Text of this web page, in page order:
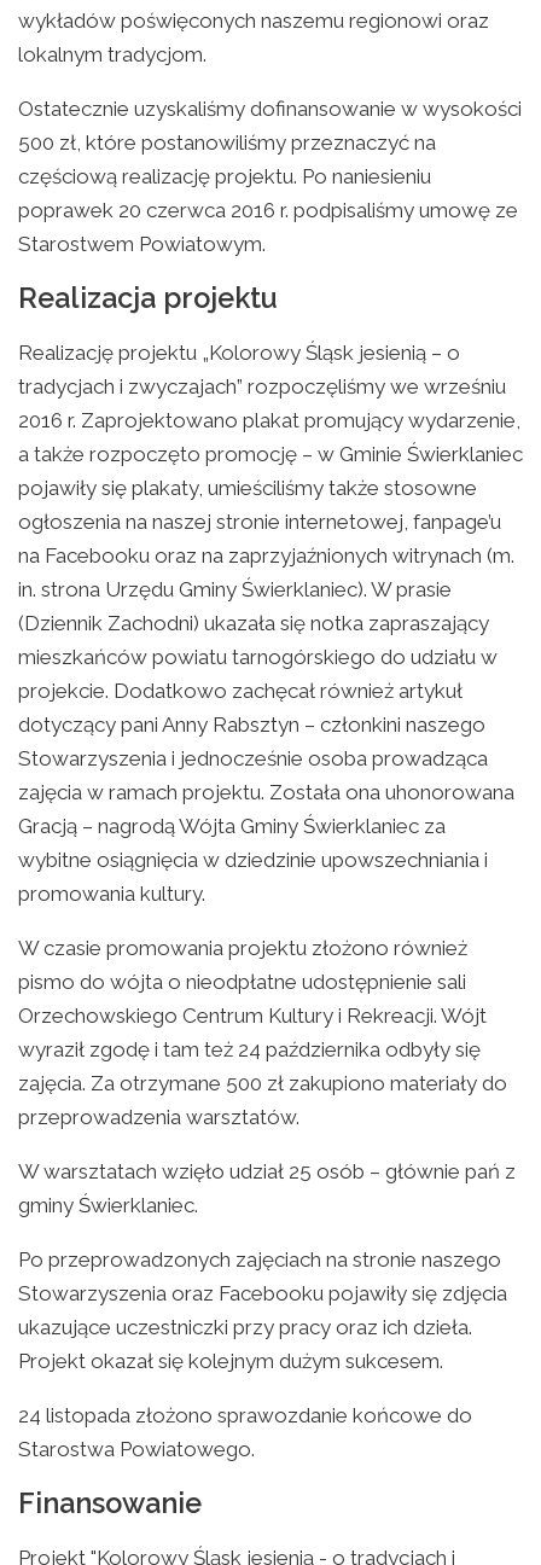
wykładów poświęconych naszemu regionowi oraz
lokalnym tradycjom.
Ostatecznie uzyskaliśmy dofinansowanie w wysokości
500 zł, które postanowiliśmy przeznaczyć na
częściową realizację projektu. Po naniesieniu
poprawek 20 czerwca 2016 r. podpisaliśmy umowę ze
Starostwem Powiatowym.
Realizacja projektu
Realizację projektu „Kolorowy Śląsk jesienią – o
tradycjach i zwyczajach” rozpoczęliśmy we wrześniu
2016 r. Zaprojektowano plakat promujący wydarzenie,
a także rozpoczęto promocję – w Gminie Świerklaniec
pojawiły się plakaty, umieściliśmy także stosowne
ogłoszenia na naszej stronie internetowej, fanpage’u
na Facebooku oraz na zaprzyjaźnionych witrynach (m.
in. strona Urzędu Gminy Świerklaniec). W prasie
(Dziennik Zachodni) ukazała się notka zapraszający
mieszkańców powiatu tarnogórskiego do udziału w
projekcie. Dodatkowo zachęcał również artykuł
dotyczący pani Anny Rabsztyn – członkini naszego
Stowarzyszenia i jednocześnie osoba prowadząca
zajęcia w ramach projektu. Została ona uhonorowana
Gracją – nagrodą Wójta Gminy Świerklaniec za
wybitne osiągnięcia w dziedzinie upowszechniania i
promowania kultury.
W czasie promowania projektu złożono również
pismo do wójta o nieodpłatne udostępnienie sali
Orzechowskiego Centrum Kultury i Rekreacji. Wójt
wyraził zgodę i tam też 24 października odbyły się
zajęcia. Za otrzymane 500 zł zakupiono materiały do
przeprowadzenia warsztatów.
W warsztatach wzięło udział 25 osób – głównie pań z
gminy Świerklaniec.
Po przeprowadzonych zajęciach na stronie naszego
Stowarzyszenia oraz Facebooku pojawiły się zdjęcia
ukazujące uczestniczki przy pracy oraz ich dzieła.
Projekt okazał się kolejnym dużym sukcesem.
24 listopada złożono sprawozdanie końcowe do
Starostwa Powiatowego.
Finansowanie
Projekt "Kolorowy Śląsk jesienią - o tradycjach i